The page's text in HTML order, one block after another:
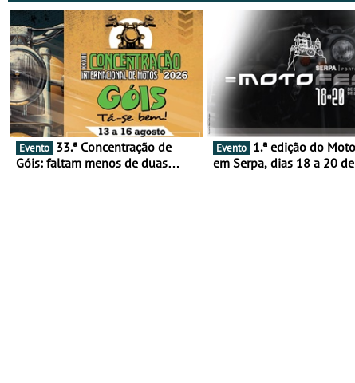
Evento
Góis: faltam menos de duas
Evento
em Serpa, dias 18 a 20 de